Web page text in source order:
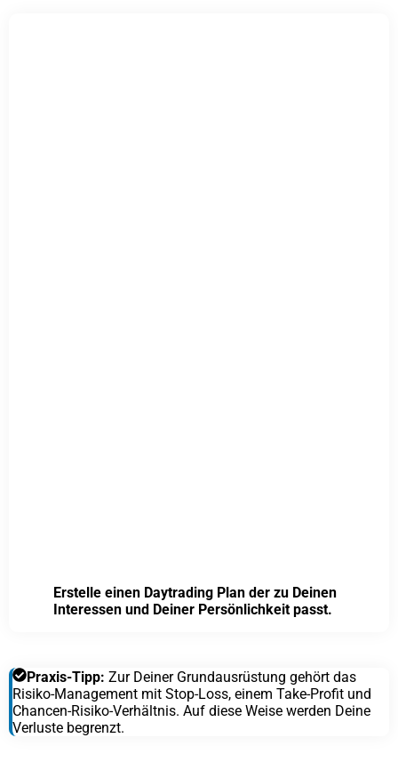
Erstelle einen Daytrading Plan der zu Deinen
Interessen und Deiner Persönlichkeit passt.
Praxis-Tipp: Zur Deiner Grundausrüstung gehört das
Risiko-Management mit Stop-Loss, einem Take-Profit und
Chancen-Risiko-Verhältnis. Auf diese Weise werden Deine
Verluste begrenzt.